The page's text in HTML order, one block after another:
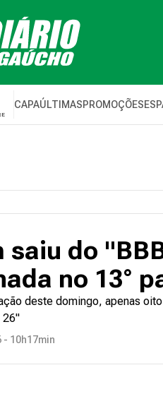
CAPAÚLTIMASPROMOÇÕES
saiu do
no 13°
deste domingo, apenas
26"
- 10h17min